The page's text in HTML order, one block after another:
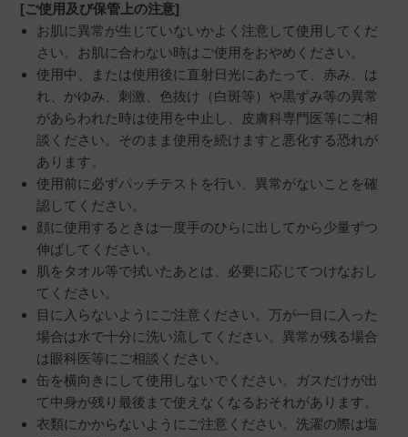
[ご使用及び保管上の注意]
お肌に異常が生じていないかよく注意して使用してくだ
さい。お肌に合わない時はご使用をおやめください。
使用中、または使用後に直射日光にあたって、赤み、は
れ、かゆみ、刺激、色抜け（白斑等）や黒ずみ等の異常
があらわれた時は使用を中止し、皮膚科専門医等にご相
談ください。そのまま使用を続けますと悪化する恐れが
あります。
使用前に必ずパッチテストを行い、異常がないことを確
認してください。
顔に使用するときは一度手のひらに出してから少量ずつ
伸ばしてください。
肌をタオル等で拭いたあとは、必要に応じてつけなおし
てください。
目に入らないようにご注意ください。万が一目に入った
場合は水で十分に洗い流してください。異常が残る場合
は眼科医等にご相談ください。
缶を横向きにして使用しないでください。ガスだけが出
て中身が残り最後まで使えなくなるおそれがあります。
衣類にかからないようにご注意ください。洗濯の際は塩